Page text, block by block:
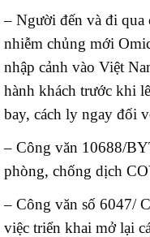
– Người đến và đi qua
nhiễm chủng mới
nhập cảnh vào Việt
hành khách trước khi
bay, cách ly ngay đối
– Công văn 10688/
phòng, chống dịch
– Công văn số 6047/
việc triển khai mở lại